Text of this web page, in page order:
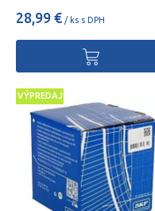
28,99 € / ks s DPH
VÝPREDAJ